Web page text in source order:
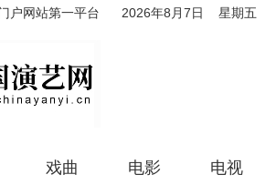
户网站第一平台 2026年8月7日 星期五
戏曲 电影 电视